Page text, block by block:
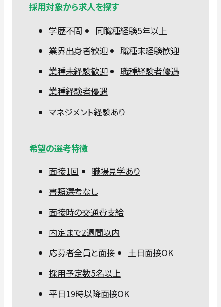
採用対象から求人を探す
学歴不問
同職種経験5年以上
業界出身者歓迎
職種未経験歓迎
業種未経験歓迎
職種経験者優遇
業種経験者優遇
マネジメント経験あり
希望の選考特徴
面接1回
職場見学あり
書類選考なし
面接時の交通費支給
内定まで2週間以内
応募者全員と面接
土日面接OK
採用予定数5名以上
平日19時以降面接OK